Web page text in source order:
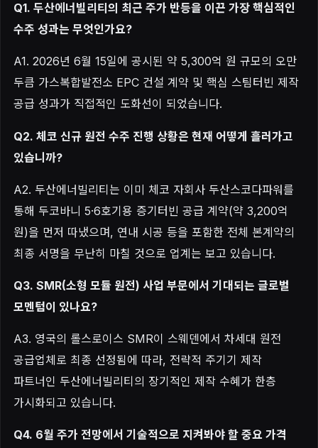
Q1. 두산에너빌리티의 최근 주가 반등을 이끈 가장 핵심적인
수주 성과는 무엇인가요?
A1. 2026년 6월 15일에 공시된 약 5,300억 원 규모의 오만
두큼 가스복합발전소 EPC 건설 계약 및 핵심 스팀터빈 제작
공급 성과가 직접적인 도화선이 되었습니다.
Q2. 체코 신규 원전 수주 진행 상황은 현재 어떻게 흘러가고
있습니까?
A2. 두산에너빌리티는 이미 체코 자회사 두산스코다파워를
통해 두코바니 5·6호기용 증기터빈 공급 계약(약 3,200억
원)을 먼저 따냈으며, 연내 시공 등을 포함한 전체 본계약의
최종 서명을 무난히 마칠 것으로 업계는 보고 있습니다.
Q3. SMR(소형 모듈 원전) 사업 부문에서 기대되는 글로벌
모멘텀이 있나요?
A3. 영국의 롤스로이스 SMR이 스웨덴에서 차세대 원전
공급업체로 최종 선정됨에 따라, 전략적 주기기 제작
파트너인 두산에너빌리티의 장기적인 제작 수혜가 한층
가시화되고 있습니다.
Q4. 6월 주가 전망에서 기술적으로 지켜봐야 할 중요 가격